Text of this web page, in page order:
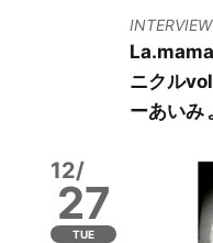
INTERVIEW
ニクル
ーあいみ
12/
27
TUE